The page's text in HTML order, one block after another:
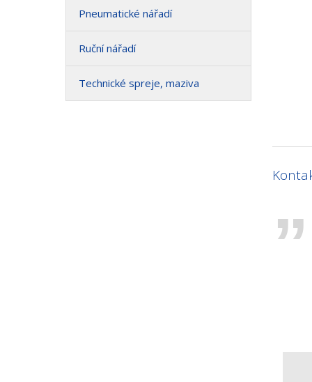
Pneumatické nářadí
Ruční nářadí
Technické spreje, maziva